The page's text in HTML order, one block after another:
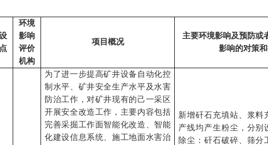
环境
影响
评价
机构
项目概况
主要环境影响及预防或
影响的对策
为了进一步提高矿井设备自动化控
制水平、矿井安全生产水平及水害
防治工作，对矿井现有的己一采区
开展安全改造工作，主要内容包括
完善采掘工作面智能化改造、智能
化建设信息系统、施工地面水害治
新增矸石充填站、浆料
产线均产生粉尘，分别
除尘：矸石破碎、筛分